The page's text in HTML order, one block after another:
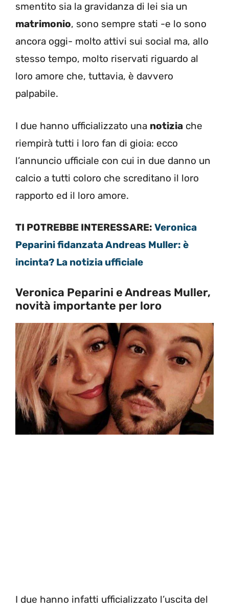
smentito sia la gravidanza di lei sia un
matrimonio, sono sempre stati -e lo sono
ancora oggi- molto attivi sui social ma, allo
stesso tempo, molto riservati riguardo al
loro amore che, tuttavia, è davvero
palpabile.
I due hanno ufficializzato una notizia che
riempirà tutti i loro fan di gioia: ecco
l’annuncio ufficiale con cui in due danno un
calcio a tutti coloro che screditano il loro
rapporto ed il loro amore.
TI POTREBBE INTERESSARE: Veronica
Peparini fidanzata Andreas Muller: è
incinta? La notizia ufficiale
Veronica Peparini e Andreas Muller,
novità importante per loro
I due hanno infatti ufficializzato l’uscita del